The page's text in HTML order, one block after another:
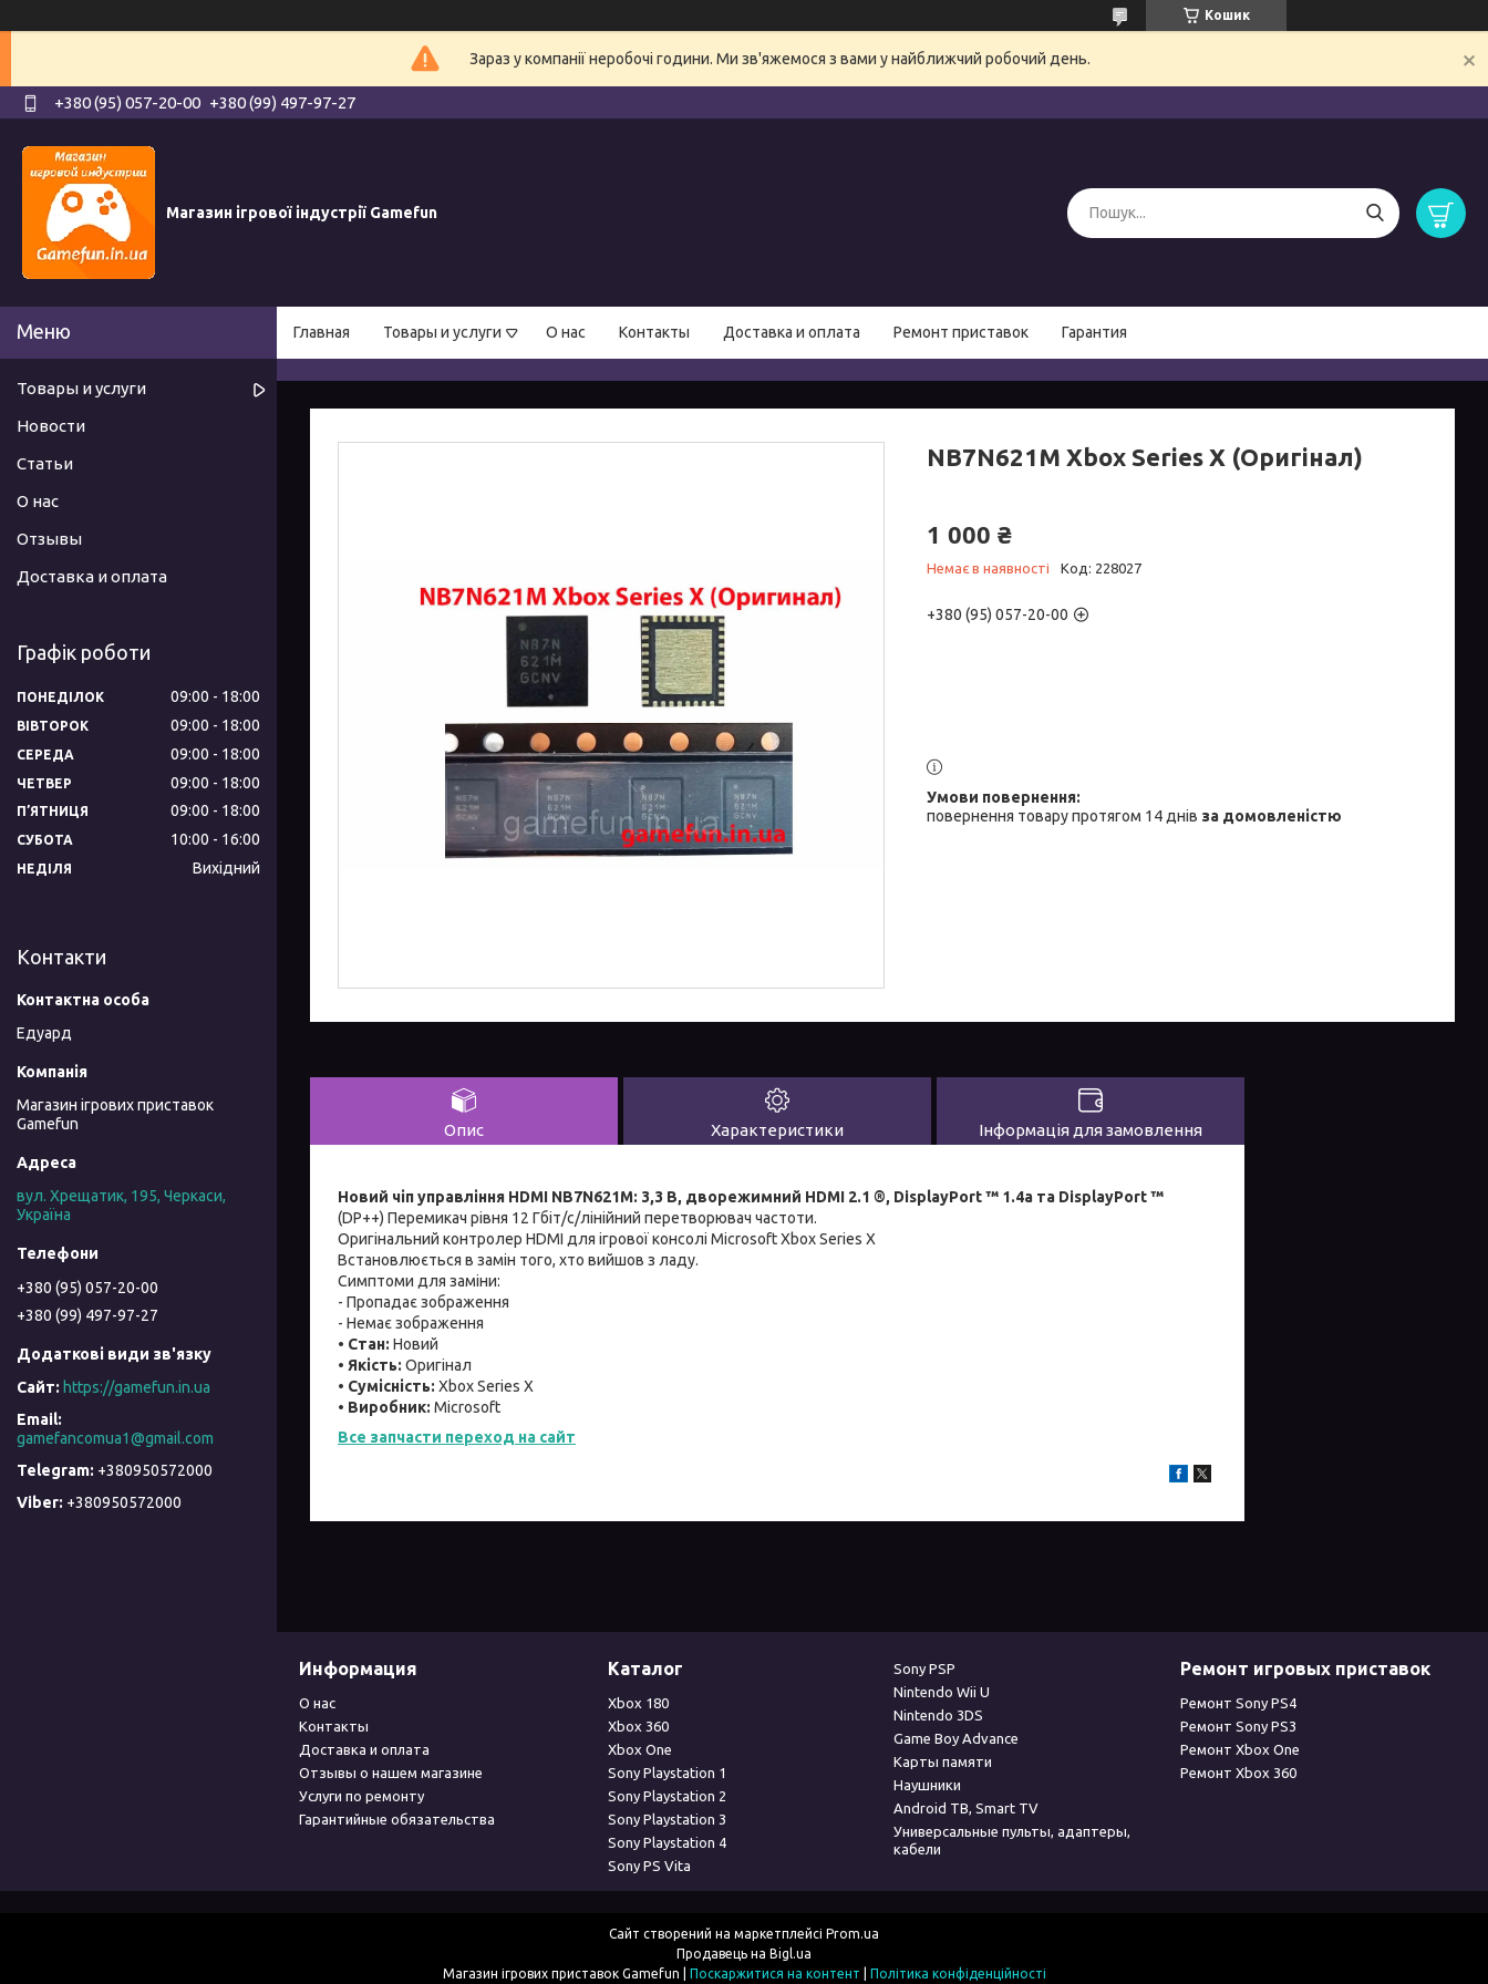
Кошик
Зараз у компанії неробочі години. Ми зв'яжемося з вами у найближчий робочий день.
+380 (95) 057-20-00 +380 (99) 497-97-27
Магазин ігрової індустрії Gamefun
Главная Товары и услуги О нас Контакты Доставка и оплата Ремонт приставок Гарантия
NB7N621M Xbox Series X (Оригінал)
1 000 ₴
Немає в наявності Код: 228027
+380 (95) 057-20-00
повернення товару протягом 14 днів за домовленістю
Опис Характеристики Інформація для замовлення
Новий чіп управління HDMI NB7N621M: 3,3 В, дворежимний HDMI 2.1 ®, DisplayPort ™ 1.4a та DisplayPort ™
(DP++) Перемикач рівня 12 Гбіт/с/лінійний перетворювач частоти.
Оригінальний контролер HDMI для ігрової консолі Microsoft Xbox Series X
Встановлюється в замін того, хто вийшов з ладу.
Симптоми для заміни:
- Пропадає зображення
- Немає зображення
• Стан: Новий
• Якість: Оригінал
• Сумісність: Xbox Series X
• Виробник: Microsoft
Все запчасти переход на сайт
Товары и услуги
Новости
Статьи
О нас
Отзывы
Доставка и оплата
Графік роботи
ПОНЕДІЛОК 09:00 18:00
ВІВТОРОК 09:00 18:00
СЕРЕДА 09:00 18:00
ЧЕТВЕР 09:00 18:00
ПʼЯТНИЦЯ 09:00 18:00
СУБОТА 10:00 16:00
НЕДІЛЯ Вихідний
Контакти
Едуард
Магазин ігрових приставок
Gamefun
вул. Хрещатик, 195, Черкаси,
Україна
+380 (95) 057-20-00
+380 (99) 497-97-27
https://gamefun.in.ua
gamefancomua1@gmail.com
+380950572000
+380950572000
Информация
О нас
Контакты
Доставка и оплата
Отзывы о нашем магазине
Услуги по ремонту
Гарантийные обязательства
Каталог
Xbox 180
Xbox 360
Xbox One
Sony Playstation 1
Sony Playstation 2
Sony Playstation 3
Sony Playstation 4
Sony PS Vita
Sony PSP
Nintendo Wii U
Nintendo 3DS
Game Boy Advance
Карты памяти
Наушники
Android ТВ, Smart TV
Универсальные пульты, адаптеры,
кабели
Ремонт игровых приставок
Ремонт Sony PS4
Ремонт Sony PS3
Ремонт Xbox One
Ремонт Xbox 360
Сайт створений на маркетплейсі Prom.ua
Продавець на Bigl.ua
Поскаржитися на контент Політика конфіденційності